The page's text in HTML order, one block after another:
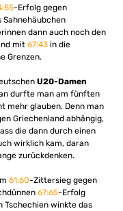
-Erfolg gegen
dann auch noch den
mit 67:43 in die
Grenzen.
U20-Damen
durfte man am fünften
mehr glauben. Denn man
Griechenland abhängig,
die dann durch einen
wirklich kam, daran
zurückdenken.
61:60-Zittersieg gegen
67:65-Erfolg
Tschechien winkte das